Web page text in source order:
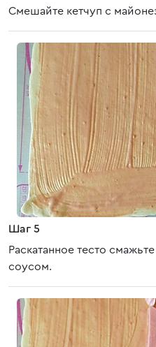
Смешайте кетчуп с
Шаг 5
Раскатанное тесто
соусом.